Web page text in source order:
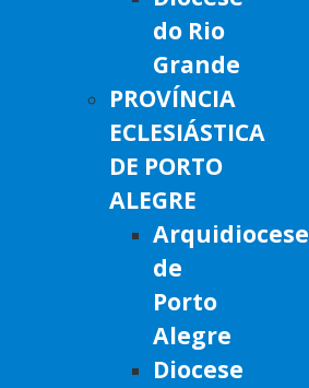
do Rio
Grande
PROVÍNCIA
ECLESIÁSTICA
DE PORTO
ALEGRE
Arquidiocese
de
Porto
Alegre
Diocese